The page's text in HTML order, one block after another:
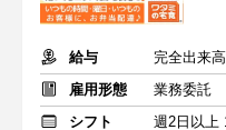
給与
完全出来高
雇用形態
業務委託
シフト
週2日以上